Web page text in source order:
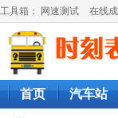
工具箱： 网速测试 在线
首页 汽车站